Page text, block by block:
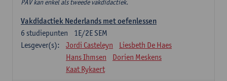
PAV kan enkel als tweede vakdidactiek.
Vakdidactiek Nederlands met oefenlessen
1E/2E SEM
6 studiepunten
Lesgever(s):
Jordi Casteleyn
Liesbeth De Haes
Hans Ihmsen
Dorien Meskens
Kaat Rykaert